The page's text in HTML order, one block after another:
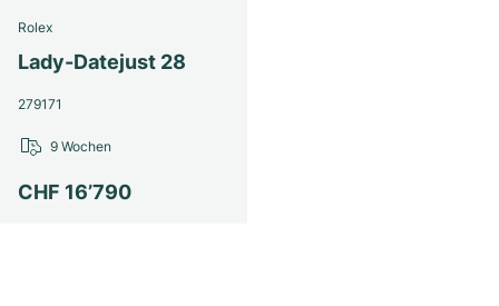
Rolex
Lady-Datejust 28
279171
CHF 16’790
9 Wochen